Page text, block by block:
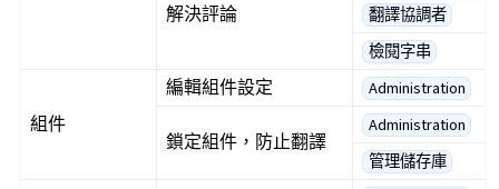
解決評論
翻譯協調者
檢閱字串
組件
編輯組件設定 Administration
鎖定組件，防止翻譯
Administration
管理儲存庫